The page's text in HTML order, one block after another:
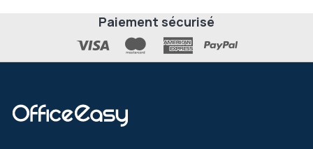
Paiement sécurisé